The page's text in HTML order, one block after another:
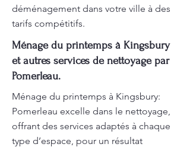
déménagement dans votre ville à des
tarifs compétitifs.
Ménage du printemps à Kingsbury
et autres services de nettoyage par
Pomerleau.
Ménage du printemps à Kingsbury:
Pomerleau excelle dans le nettoyage,
offrant des services adaptés à chaque
type d’espace, pour un résultat